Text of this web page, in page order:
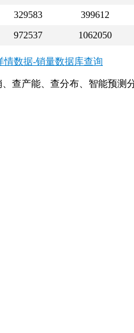
329583 399612
972537 1062050
情数据-销量数据库查询
查产能、查分布、智能预测